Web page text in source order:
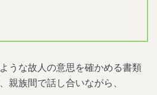
うな故人の意思を確かめる書類
親族間で話し合いながら、